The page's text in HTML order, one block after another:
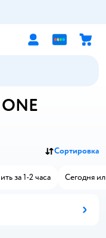
Сортировка
за 1-2 часа Сегодня